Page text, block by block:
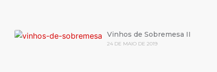
Vinhos de Sobremesa II
24 DE MAIO DE 2019